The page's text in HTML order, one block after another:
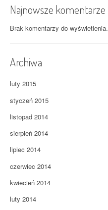
Najnowsze komentarze
Brak komentarzy do wyświetlenia.
Archiwa
luty 2015
styczeń 2015
listopad 2014
sierpień 2014
lipiec 2014
czerwiec 2014
kwiecień 2014
luty 2014